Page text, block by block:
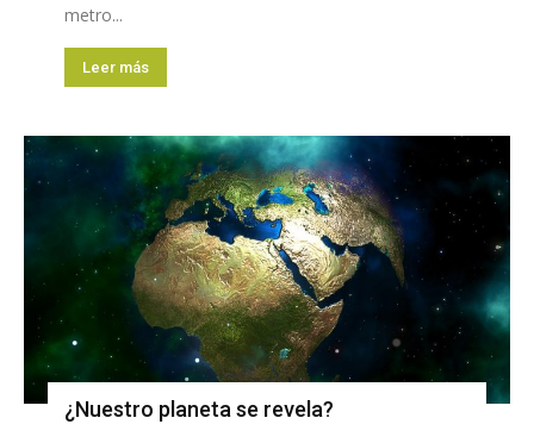
metro...
Leer más
¿Nuestro planeta se revela?